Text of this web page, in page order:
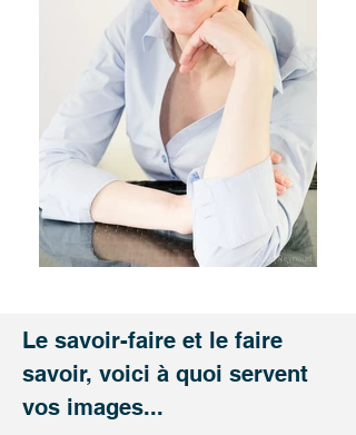
Le savoir-faire et le faire
savoir, voici à quoi servent
vos images...